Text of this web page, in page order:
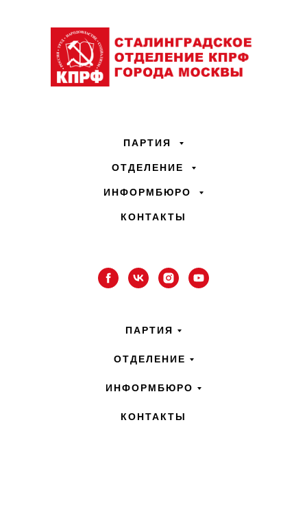
ПАРТИЯ
ОТДЕЛЕНИЕ
ИНФОРМБЮРО
КОНТАКТЫ
ПАРТИЯ
ОТДЕЛЕНИЕ
ИНФОРМБЮРО
КОНТАКТЫ